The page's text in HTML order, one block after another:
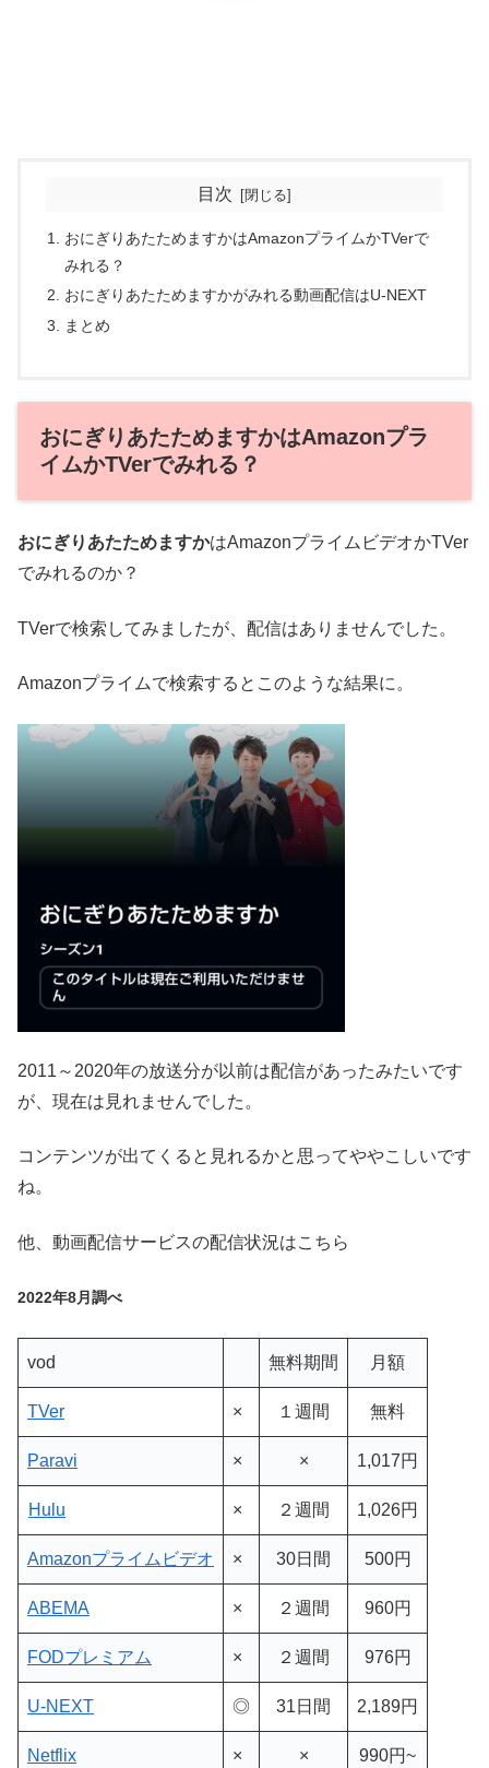
目次
おにぎりあたためますかはAmazonプライムかTVerで
みれる？
おにぎりあたためますかがみれる動画配信はU-NEXT
まとめ
おにぎりあたためますかはAmazonプラ
イムかTVerでみれる？
おにぎりあたためますかはAmazonプライムビデオかTVer
でみれるのか？
TVerで検索してみましたが、配信はありませんでした。
Amazonプライムで検索するとこのような結果に。
2011～2020年の放送分が以前は配信があったみたいです
が、現在は見れませんでした。
コンテンツが出てくると見れるかと思ってややこしいです
ね。
他、動画配信サービスの配信状況はこちら
2022年8月調べ
vod 無料期間 月額
TVer × １週間 無料
Paravi × × 1,017円
Hulu × ２週間 1,026円
Amazonプライムビデオ × 30日間 500円
ABEMA × ２週間 960円
FODプレミアム × ２週間 976円
U-NEXT ◎ 31日間 2,189円
Netflix × × 990円~